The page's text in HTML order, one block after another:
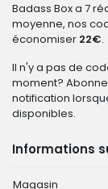
Badass Box a 7
moyenne, nos
économiser 22€.
Il n'y a pas de
moment?
notification
disponibles.
Informations
Magasin